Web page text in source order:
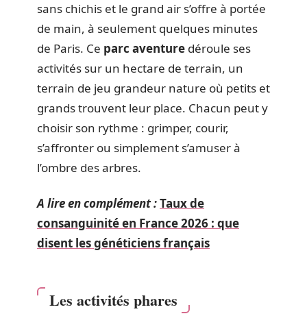
sans chichis et le grand air s’offre à portée
de main, à seulement quelques minutes
de Paris. Ce parc aventure déroule ses
activités sur un hectare de terrain, un
terrain de jeu grandeur nature où petits et
grands trouvent leur place. Chacun peut y
choisir son rythme : grimper, courir,
s’affronter ou simplement s’amuser à
l’ombre des arbres.
A lire en complément :Taux de
consanguinité en France 2026 : que
disent les généticiens français
Les activités phares